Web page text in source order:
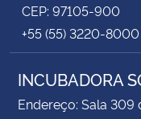
CEP: 97105-900
+55 (55) 3220-8000
INCUBADORA
Endereço: Sala 309